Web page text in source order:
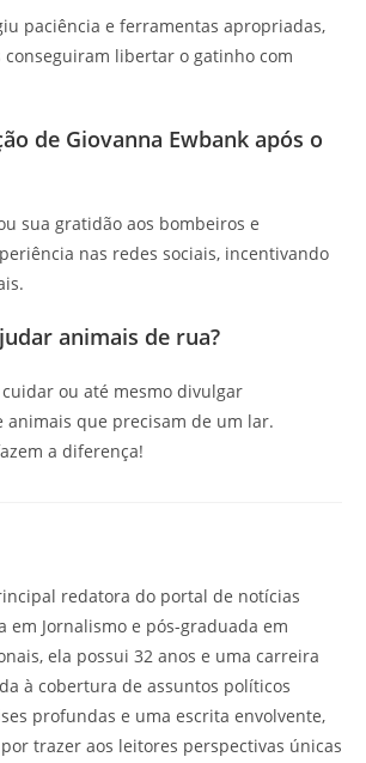
paciência e ferramentas apropriadas,
conseguiram libertar o gatinho com
de Giovanna Ewbank após o
sua gratidão aos bombeiros e
nas redes sociais, incentivando
animais de rua?
ou até mesmo divulgar
animais que precisam de um lar.
a diferença!
redatora do portal de notícias
em Jornalismo e pós-graduada em
ela possui 32 anos e uma carreira
à cobertura de assuntos políticos
profundas e uma escrita envolvente,
trazer aos leitores perspectivas únicas